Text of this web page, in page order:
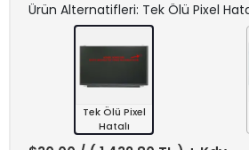
Ürün Alternatifleri: Tek Ölü Pixel
Tek Ölü Pixel
Hatalı